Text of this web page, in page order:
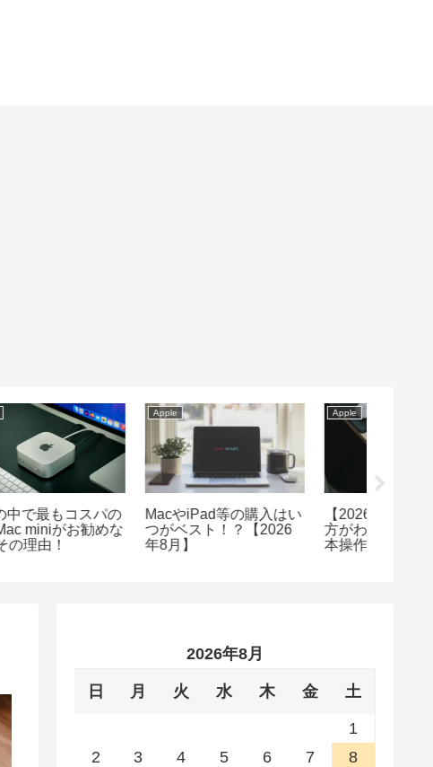
Apple
【体験談】MacとiPadの
組み合わせが日常をプラ
スに変える！
Apple
今お勧めのM4 Mac
mini！お勧めの周辺機器
2026年8月
日 月 火 水 木 金 土
1
2
3 4 5 6 7
8